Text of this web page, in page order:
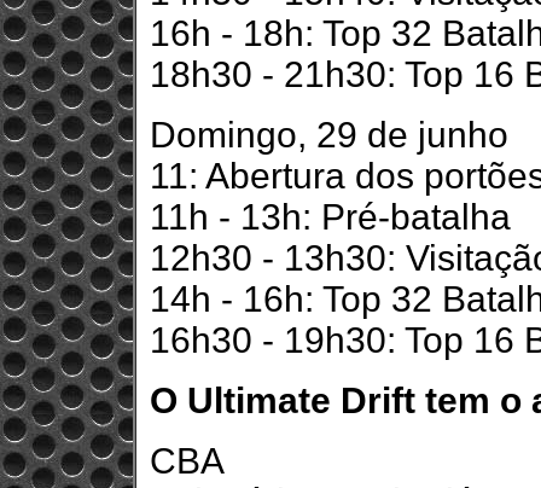
16h - 18h: Top 32
18h30 - 21h30: Top 16
Domingo, 29 de junho
11: Abertura dos
11h - 13h: Pré-batalha
12h30 - 13h30:
14h - 16h: Top 32
16h30 - 19h30: Top 16
O Ultimate Drift tem o
CBA